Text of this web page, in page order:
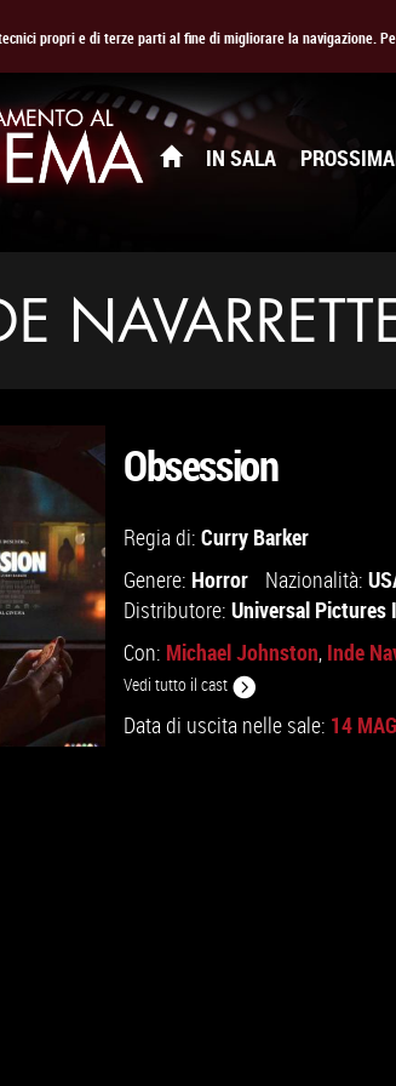
propri e di terze parti al fine di migliorare la navigazione.
IN SALA
Obsession
Regia di: Curry Barker
Genere: Horror Nazionalità:
Distributore: Universal
Con: Michael Johnston, Inde
Vedi tutto il cast
Data di uscita nelle sale: 14